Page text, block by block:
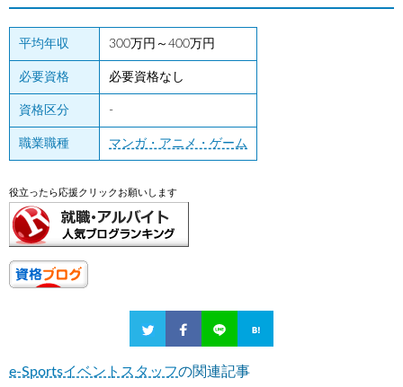
平均年収 300万円～400万円
必要資格 必要資格なし
資格区分 -
職業職種 マンガ・アニメ・ゲーム
役立ったら応援クリックお願いします
e-Sportsイベントスタッフの関連記事